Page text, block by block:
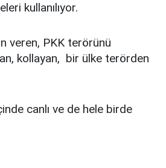
kullanılıyor.
veren, PKK terörünü
kollayan, bir ülke terörden
canlı ve de hele birde